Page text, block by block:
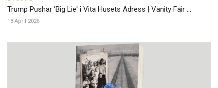
Trump Pushar 'Big Lie' i Vita Husets Adress | Vanity Fair ...
18 April 2026